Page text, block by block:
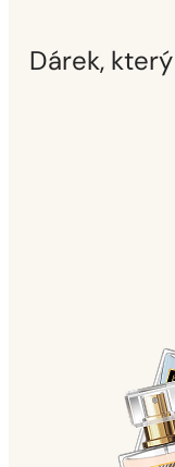
Dárek,